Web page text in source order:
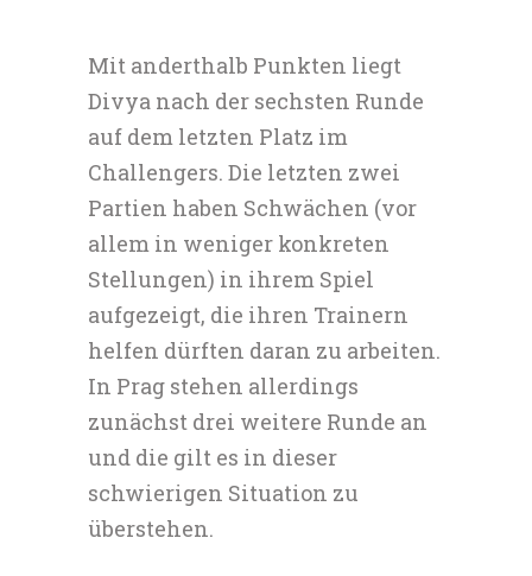
Mit anderthalb Punkten liegt
Divya nach der sechsten Runde
auf dem letzten Platz im
Challengers. Die letzten zwei
Partien haben Schwächen (vor
allem in weniger konkreten
Stellungen) in ihrem Spiel
aufgezeigt, die ihren Trainern
helfen dürften daran zu arbeiten.
In Prag stehen allerdings
zunächst drei weitere Runde an
und die gilt es in dieser
schwierigen Situation zu
überstehen.